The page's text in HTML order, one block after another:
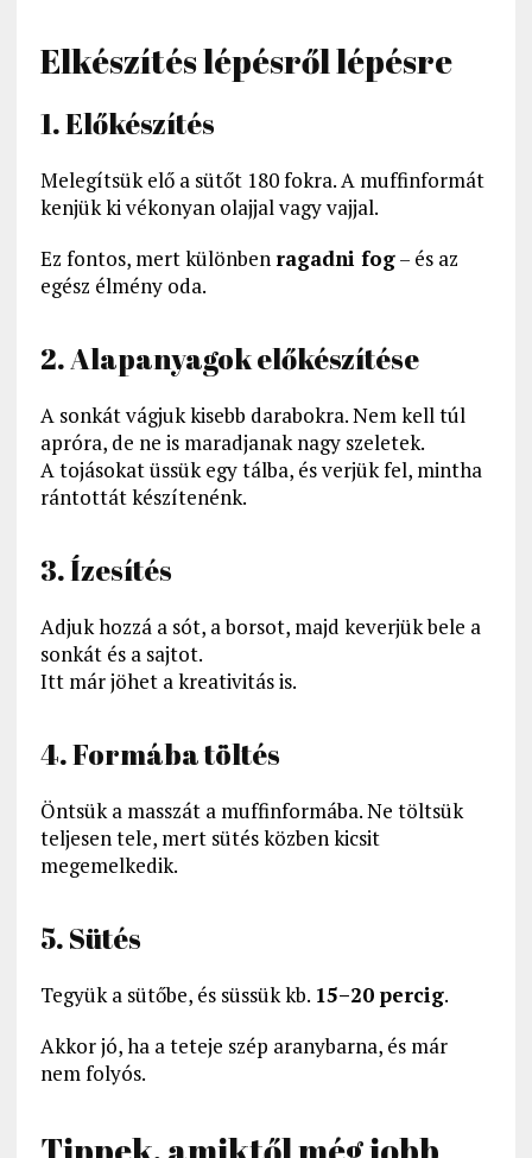
Elkészítés lépésről lépésre
1. Előkészítés
Melegítsük elő a sütőt 180 fokra. A muffinformát
kenjük ki vékonyan olajjal vagy vajjal.
Ez fontos, mert különben ragadni fog– és az
egész élmény oda.
2. Alapanyagok előkészítése
A sonkát vágjuk kisebb darabokra. Nem kell túl
apróra, de ne is maradjanak nagy szeletek.
A tojásokat üssük egy tálba, és verjük fel, mintha
rántottát készítenénk.
3. Ízesítés
Adjuk hozzá a sót, a borsot, majd keverjük bele a
sonkát és a sajtot.
Itt már jöhet a kreativitás is.
4. Formába töltés
Öntsük a masszát a muffinformába. Ne töltsük
teljesen tele, mert sütés közben kicsit
megemelkedik.
5. Sütés
Tegyük a sütőbe, és süssük kb. 15–20 percig.
Akkor jó, ha a teteje szép aranybarna, és már
nem folyós.